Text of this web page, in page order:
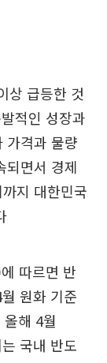
상 급등한 것
적인 성장과
가격과 물량
되면서 경제
지 대한민국
따르면 반
원화 기준
해 4월
국내 반도